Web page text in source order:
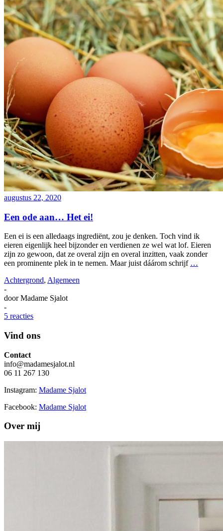
augustus 22, 2020
Een ode aan… Het ei!
Een ei is een alledaags ingrediënt, zou je denken. Toch vind ik
eieren eigenlijk heel bijzonder en verdienen ze wel wat lof. Eieren
zijn zo gewoon, dat ze overal zijn en overal inzitten, vaak zonder
een prominente plek in te nemen. Maar juist dáárom schrijf …
Achtergrond, Algemeen
-
doorMadame Sjalot
-
5 reacties
Vind ons
Contact
info@madamesjalot.nl
06 11 267 130
Instagram: Madame Sjalot
Facebook: Madame Sjalot
Over mij